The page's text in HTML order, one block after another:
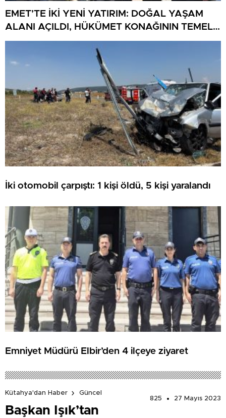
EMET’TE İKİ YENİ YATIRIM: DOĞAL YAŞAM
ALANI AÇILDI, HÜKÜMET KONAĞININ TEMELİ
ATILDI
İki otomobil çarpıştı: 1 kişi öldü, 5 kişi yaralandı
Emniyet Müdürü Elbir’den 4 ilçeye ziyaret
Kütahya'dan Haber
Güncel
825
27 Mayıs 2023
Başkan Işık’tan